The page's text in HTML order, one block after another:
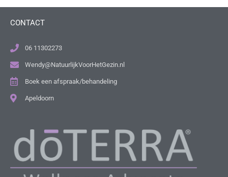
CONTACT
06 11302273
Wendy@NatuurlijkVoorHetGezin.nl
Boek een afspraak/behandeling
Apeldoorn